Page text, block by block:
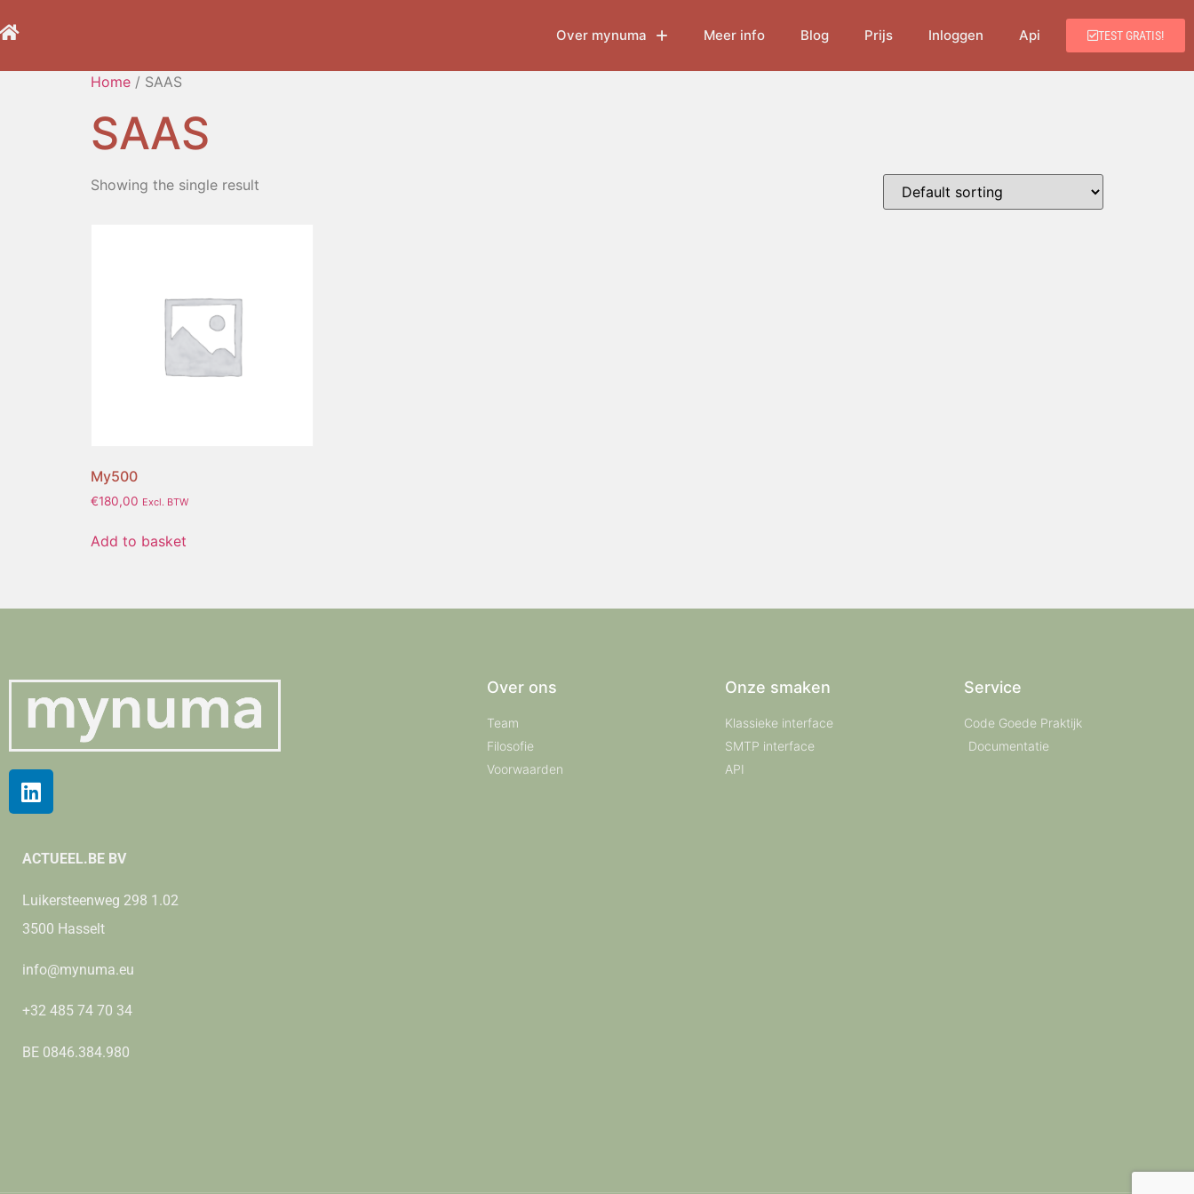
Over mynuma Meer info Blog Prijs Inloggen Api TEST GRATIS!
Home / SAAS
SAAS
Showing the single result
My500
€180,00 Excl. BTW
Add to basket
ACTUEEL.BE BV
Luikersteenweg 298 1.02
3500 Hasselt
info@mynuma.eu
+32 485 74 70 34
BE 0846.384.980
Over ons
Team
Filosofie
Voorwaarden
Onze smaken
Klassieke interface
SMTP interface
API
Service
Code Goede Praktijk
Documentatie